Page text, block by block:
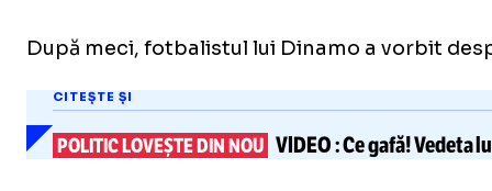
După meci, fotbalistul lui Dinamo a vorbit
CITEȘTE ȘI
POLITIC LOVEȘTE DIN NOU VIDEO: Ce gafă! Vedeta